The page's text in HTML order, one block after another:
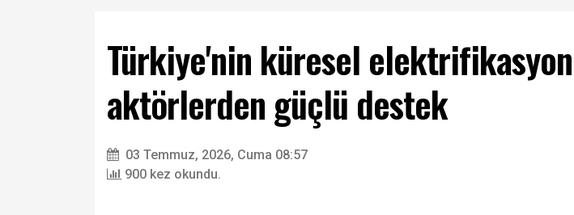
Türkiye'nin küresel
aktörlerden güçlü destek
03 Temmuz, 2026, Cuma 08:57
900 kez okundu.